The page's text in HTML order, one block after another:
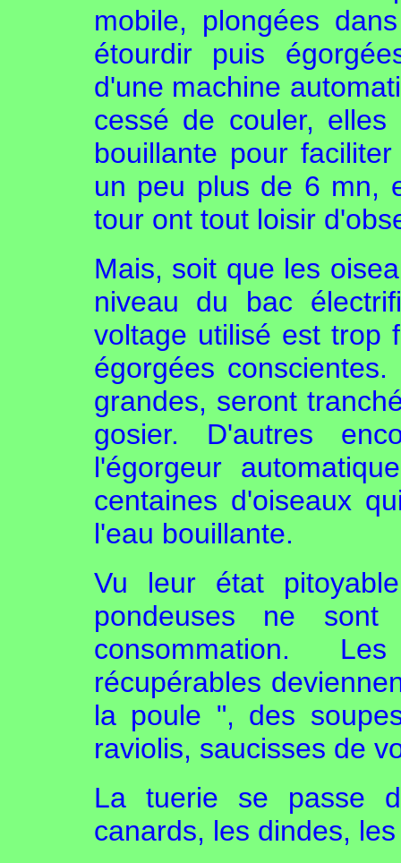
mobile, plongées
étourdir puis
d'une machine
cessé de couler,
bouillante pour
un peu plus de 6 mn,
tour ont tout loisir
Mais, soit que les
niveau du bac
voltage utilisé est trop
égorgées
grandes, seront
gosier. D'autres
l'égorgeur
centaines d'oiseaux
l'eau bouillante.
Vu leur état
pondeuses ne
consommation.
récupérables
la poule ", des
raviolis, saucisses de
La tuerie se passe
canards, les dindes,